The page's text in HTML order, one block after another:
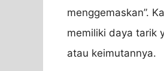
menggemaskan”.
memiliki daya tarik
atau keimutannya.